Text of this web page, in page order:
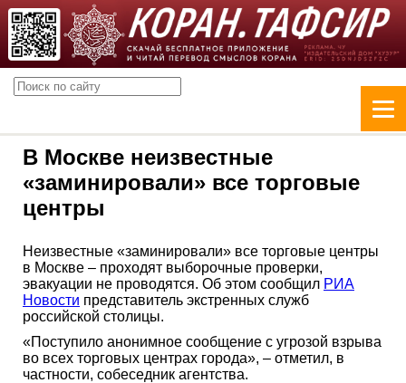
В Москве неизвестные
«заминировали» все торговые
центры
Неизвестные «заминировали» все торговые центры
в Москве – проходят выборочные проверки,
эвакуации не проводятся. Об этом сообщил РИА
Новости представитель экстренных служб
российской столицы.
«Поступило анонимное сообщение с угрозой взрыва
во всех торговых центрах города», – отметил, в
частности, собеседник агентства.